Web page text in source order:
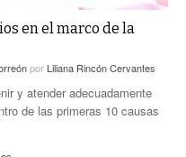
en el marco de la
por Liliana Rincón Cervantes
y atender adecuadamente
de las primeras 10 causas